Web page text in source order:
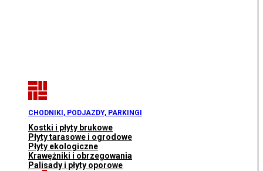
CHODNIKI, PODJAZDY, PARKINGI
Kostki i płyty brukowe
Płyty tarasowe i ogrodowe
Płyty ekologiczne
Krawężniki i obrzegowania
Palisady i płyty oporowe